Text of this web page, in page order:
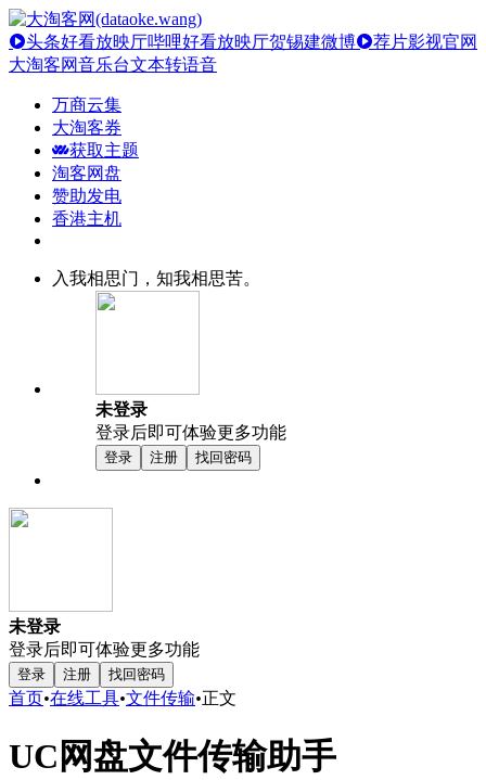
头条好看放映厅哔哩好看放映厅贺锡建微博
荐片影视官网
大淘客网音乐台文本转语音
万商云集
大淘客券
获取主题
淘客网盘
赞助发电
香港主机
入我相思门，知我相思苦。
未登录
登录后即可体验更多功能
登录 注册 找回密码
未登录
登录后即可体验更多功能
登录 注册 找回密码
首页•在线工具•文件传输•正文
UC网盘文件传输助手